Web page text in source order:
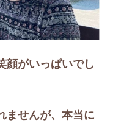
顔がいっぱいでし
ませんが、本当に